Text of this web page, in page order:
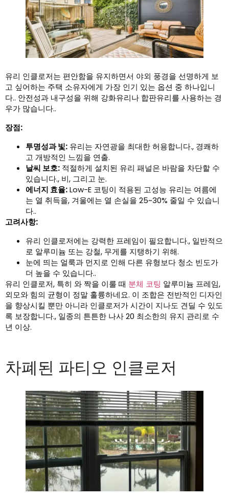
유리 인클로저는 편안함을 유지하면서 야외 풍경을 선명하게 보
고 싶어하는 주택 소유자에게 가장 인기 있는 옵션 중 하나입니
다.. 안전성과 내구성을 위해 강화유리나 합판유리를 사용하는 경
우가 많습니다..
장점:
투명성과 빛: 유리는 자연광을 최대한 허용합니다., 경쾌하
고 개방적인 느낌을 연출.
날씨 보호: 적절하게 설치된 유리 패널은 바람을 차단할 수
있습니다., 비, 그리고 눈.
에너지 효율:Low-E 코팅이 적용된 고성능 유리는 여름에
는 열 취득을, 겨울에는 열 손실을 25~30% 줄일 수 있습니
다..
고려사항:
유리 인클로저에는 강력한 프레임이 필요합니다., 일반적으
로 알루미늄 또는 강철, 무게를 지탱하기 위해.
눈에 띄는 얼룩과 먼지로 인해 다른 유형보다 청소 빈도가
더 높을 수 있습니다..
유리 인클로저, 특히 와 짝을 이룰 때 분체 코팅 알루미늄 프레임,
외모와 힘의 균형이 정말 훌륭하네요. 이 조합은 전반적인 디자인
을 향상시킬 뿐만 아니라 인클로저가 시간이 지나도 견딜 수 있도
록 보장합니다., 일종의 튼튼한 나사 20 최소한의 유지 관리로 수
년 이상.
차폐된 파티오 인클로저